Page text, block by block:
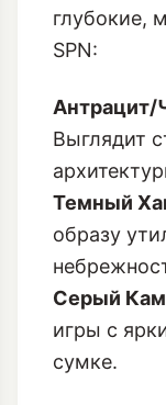
глубокие,
SPN:
Антрацит/
Выглядит
Темный
образу
Серый
игры с
сумке.